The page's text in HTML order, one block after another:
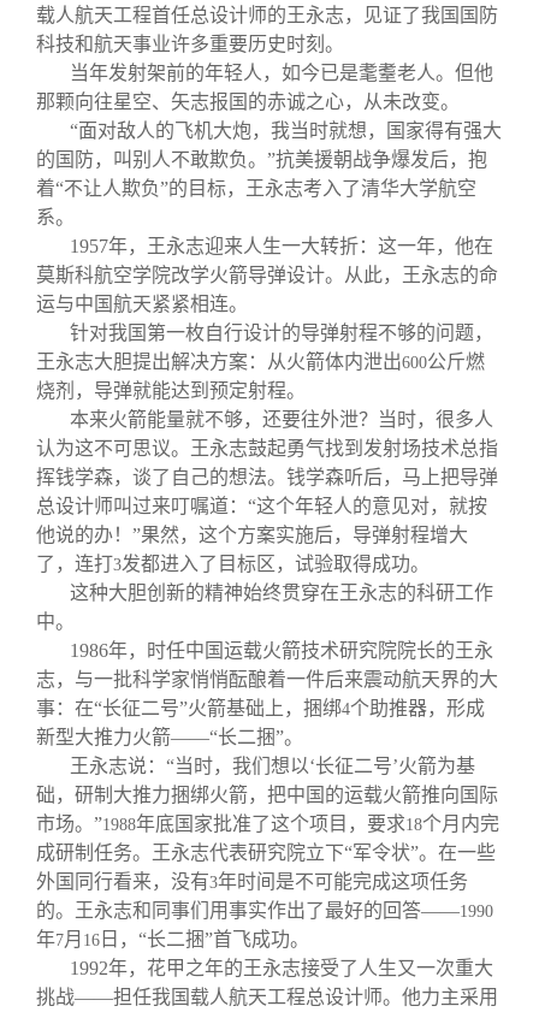
校友文苑
校友讲坛
三创大赛
实用信息
会长致辞
总会章程
制度法规
联系我们
载人航天工程首任总设计师的王永志，见证了我国国防
科技和航天事业许多重要历史时刻。
当年发射架前的年轻人，如今已是耄耋老人。但他
那颗向往星空、矢志报国的赤诚之心，从未改变。
“面对敌人的飞机大炮，我当时就想，国家得有强大
的国防，叫别人不敢欺负。”抗美援朝战争爆发后，抱
着“不让人欺负”的目标，王永志考入了清华大学航空
系。
1957年，王永志迎来人生一大转折：这一年，他在
莫斯科航空学院改学火箭导弹设计。从此，王永志的命
运与中国航天紧紧相连。
针对我国第一枚自行设计的导弹射程不够的问题，
王永志大胆提出解决方案：从火箭体内泄出600公斤燃
烧剂，导弹就能达到预定射程。
本来火箭能量就不够，还要往外泄？当时，很多人
认为这不可思议。王永志鼓起勇气找到发射场技术总指
挥钱学森，谈了自己的想法。钱学森听后，马上把导弹
总设计师叫过来叮嘱道：“这个年轻人的意见对，就按
他说的办！”果然，这个方案实施后，导弹射程增大
了，连打3发都进入了目标区，试验取得成功。
这种大胆创新的精神始终贯穿在王永志的科研工作
中。
1986年，时任中国运载火箭技术研究院院长的王永
志，与一批科学家悄悄酝酿着一件后来震动航天界的大
事：在“长征二号”火箭基础上，捆绑4个助推器，形成
新型大推力火箭——“长二捆”。
王永志说：“当时，我们想以‘长征二号’火箭为基
础，研制大推力捆绑火箭，把中国的运载火箭推向国际
市场。”1988年底国家批准了这个项目，要求18个月内完
成研制任务。王永志代表研究院立下“军令状”。在一些
外国同行看来，没有3年时间是不可能完成这项任务
的。王永志和同事们用事实作出了最好的回答——1990
年7月 16 日，“长二捆”首飞成功。
1992年，花甲之年的王永志接受了人生又一次重大
挑战——担任我国载人航天工程总设计师。他力主采用